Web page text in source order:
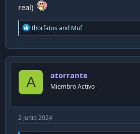
real)
R
e
c
t
o
n
thorfatos and Muf
A atorrante
Miembro Activo
2 Junio 2024